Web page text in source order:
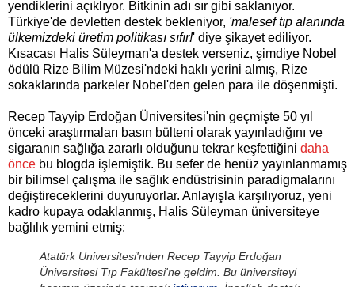
yendiklerini açıklıyor. Bitkinin adı sır gibi saklanıyor.
Türkiye'de devletten destek bekleniyor, 'malesef tıp alanında
ülkemizdeki üretim politikası sıfır!' diye şikayet ediliyor.
Kısacası Halis Süleyman'a destek verseniz, şimdiye Nobel
ödülü Rize Bilim Müzesi'ndeki haklı yerini almış, Rize
sokaklarında parkeler Nobel'den gelen para ile döşenmişti.
Recep Tayyip Erdoğan Üniversitesi'nin geçmişte 50 yıl
önceki araştırmaları basın bülteni olarak yayınladığını ve
sigaranın sağlığa zararlı olduğunu tekrar keşfettiğini daha
önce bu blogda işlemiştik. Bu sefer de henüz yayınlanmamış
bir bilimsel çalışma ile sağlık endüstrisinin paradigmalarını
değiştireceklerini duyuruyorlar. Anlayışla karşılıyoruz, yeni
kadro kupaya odaklanmış, Halis Süleyman üniversiteye
bağlılık yemini etmiş:
Atatürk Üniversitesi'nden Recep Tayyip Erdoğan
Üniversitesi Tıp Fakültesi'ne geldim. Bu üniversiteyi